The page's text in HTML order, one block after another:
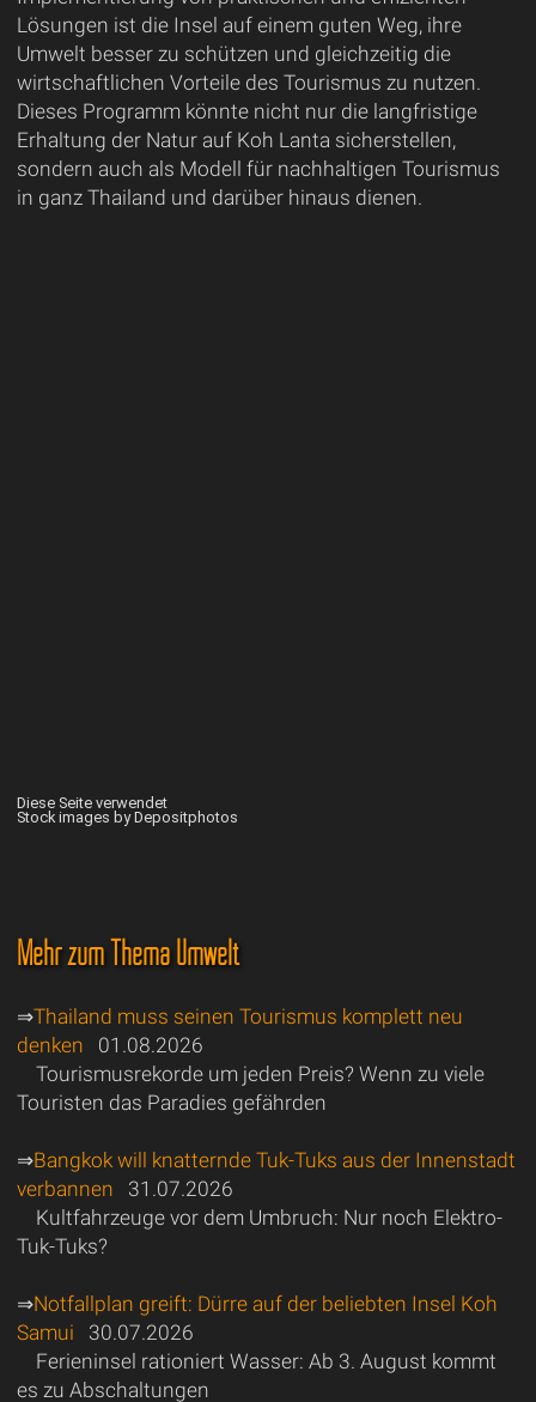
Lösungen ist die Insel auf einem guten Weg, ihre
Umwelt besser zu schützen und gleichzeitig die
wirtschaftlichen Vorteile des Tourismus zu nutzen.
Dieses Programm könnte nicht nur die langfristige
Erhaltung der Natur auf Koh Lanta sicherstellen,
sondern auch als Modell für nachhaltigen Tourismus
in ganz Thailand und darüber hinaus dienen.
Diese Seite verwendet
Stock images by Depositphotos
Mehr zum Thema Umwelt
⇒Thailand muss seinen Tourismus komplett neu
denken 01.08.2026
Tourismusrekorde um jeden Preis? Wenn zu viele
Touristen das Paradies gefährden
⇒Bangkok will knatternde Tuk-Tuks aus der Innenstadt
verbannen 31.07.2026
Kultfahrzeuge vor dem Umbruch: Nur noch Elektro-
Tuk-Tuks?
⇒Notfallplan greift: Dürre auf der beliebten Insel Koh
Samui 30.07.2026
Ferieninsel rationiert Wasser: Ab 3. August kommt
es zu Abschaltungen